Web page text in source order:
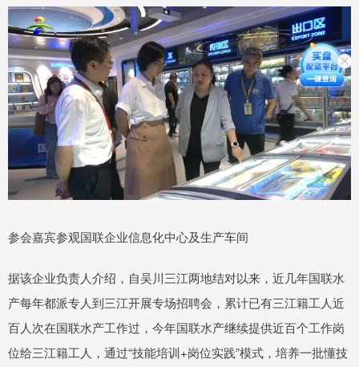
参会嘉宾参观国联企业信息化中心及生产车间
据该企业负责人介绍，自吴川三江两地结对以来，近几年国联水
产每年都派专人到三江开展专场招聘会，累计已有三江籍工人近
百人次在国联水产工作过，今年国联水产继续提供近百个工作岗
位给三江籍工人，通过“技能培训+岗位实践”模式，培养一批懂技